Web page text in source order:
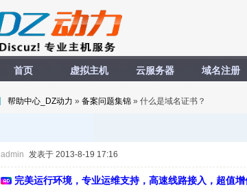
首页 虚拟主机 云服务器 域名注册
帮助中心_DZ动力 » 备案问题集锦 » 什么是域名证书？
admin 发表于 2013-8-19 17:16
完美运行环境，专业运维支持，高速线路接入，超值